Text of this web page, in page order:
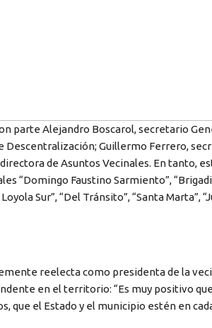
parte Alejandro Boscarol, secretario
Descentralización; Guillermo Ferrero,
de Asuntos Vecinales. En tanto,
“Domingo Faustino Sarmiento”,
Sur”, “Del Tránsito”, “Santa Marta”,
reelecta como presidenta de la
en el territorio: “Es muy positivo
que el Estado y el municipio estén en